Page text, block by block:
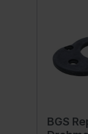
BGS